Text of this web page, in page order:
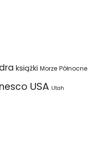
książki Morze Północne
USA Utah